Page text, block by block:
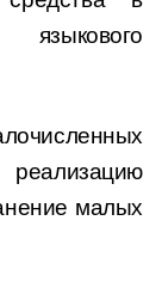
малых